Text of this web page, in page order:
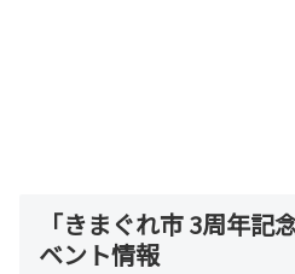
「きまぐれ市 3周年記
ベント情報